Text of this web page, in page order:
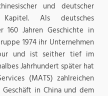
und deutscher
Als deutsches
160 Jahren Geschichte in
1974 ihr Unternehmen
und ist seither tief im
Jahrhundert später hat
(MATS) zahlreichen
in China und dem